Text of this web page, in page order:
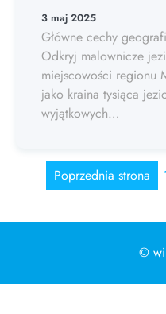
3 maj 2025
Główne cechy
Odkryj malownicze
miejscowości regionu
jako kraina tysiąca
wyjątkowych…
Poprzednia strona
©